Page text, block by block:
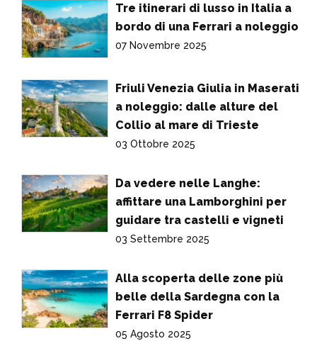
Tre itinerari di lusso in Italia a
bordo di una Ferrari a noleggio
07 Novembre 2025
Friuli Venezia Giulia in Maserati
a noleggio: dalle alture del
Collio al mare di Trieste
03 Ottobre 2025
Da vedere nelle Langhe:
affittare una Lamborghini per
guidare tra castelli e vigneti
03 Settembre 2025
Alla scoperta delle zone più
belle della Sardegna con la
Ferrari F8 Spider
05 Agosto 2025